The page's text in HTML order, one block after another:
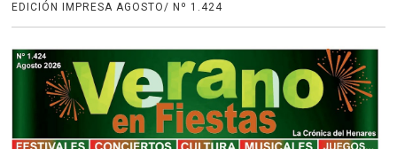
EDICIÓN IMPRESA AGOSTO/ Nº 1.424